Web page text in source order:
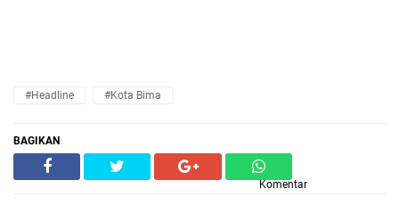
#Headline #Kota Bima
BAGIKAN
Komentar